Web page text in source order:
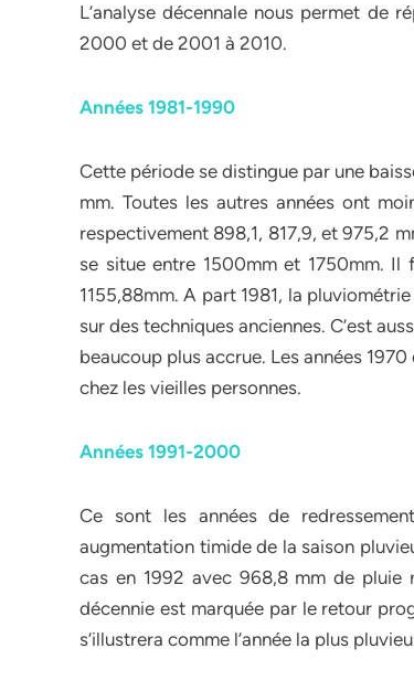
L’analyse décennale nous permet de
2000 et de 2001 à 2010.
Années 1981-1990
Cette période se distingue par une
mm. Toutes les autres années ont
respectivement 898,1, 817,9, et 975,2
se situe entre 1500mm et 1750mm.
1155,88mm. A part 1981, la
sur des techniques anciennes. C’est
beaucoup plus accrue. Les années
chez les vieilles personnes.
Années 1991-2000
Ce sont les années de
augmentation timide de la saison
cas en 1992 avec 968,8 mm de pluie
décennie est marquée par le retour
s’illustrera comme l’année la plus